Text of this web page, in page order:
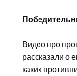
Видео про
рассказали о
каких